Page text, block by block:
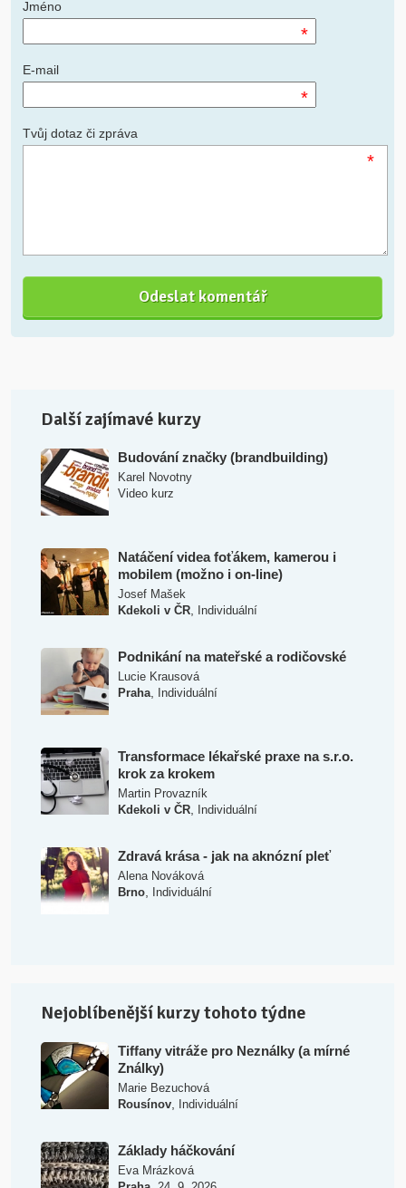
Jméno
*
E-mail
*
Tvůj dotaz či zpráva
*
Další zajímavé kurzy
Budování značky (brandbuilding)
Karel Novotny
Video kurz
Natáčení videa foťákem, kamerou i
mobilem (možno i on-line)
Josef Mašek
Kdekoli v ČR, Individuální
Podnikání na mateřské a rodičovské
Lucie Krausová
Praha, Individuální
Transformace lékařské praxe na s.r.o.
krok za krokem
Martin Provazník
Kdekoli v ČR, Individuální
Zdravá krása - jak na aknózní pleť
Alena Nováková
Brno, Individuální
Nejoblíbenější kurzy tohoto týdne
Tiffany vitráže pro Neználky (a mírné
Ználky)
Marie Bezuchová
Rousínov, Individuální
Základy háčkování
Eva Mrázková